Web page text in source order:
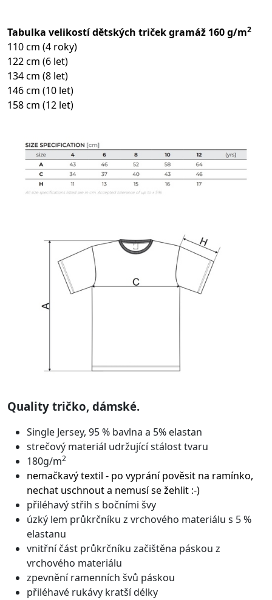
Tabulka velikostí dětských triček gramáž 160 g/m2
110 cm (4 roky)
122 cm (6 let)
134 cm (8 let)
146 cm (10 let)
158 cm (12 let)
Quality tričko, dámské.
Single Jersey, 95 % bavlna a 5% elastan
strečový materiál udržující stálost tvaru
180g/m2
nemačkavý textil - po vyprání pověsit na ramínko,
nechat uschnout a nemusí se žehlit :-)
přiléhavý střih s bočními švy
úzký lem průkrčníku z vrchového materiálu s 5 %
elastanu
vnitřní část průkrčníku začištěna páskou z
vrchového materiálu
zpevnění ramenních švů páskou
přiléhavé rukávy kratší délky